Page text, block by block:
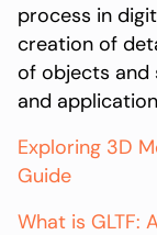
process in
creation of
of objects and
and
Exploring 3D
Guide
What is GLTF: